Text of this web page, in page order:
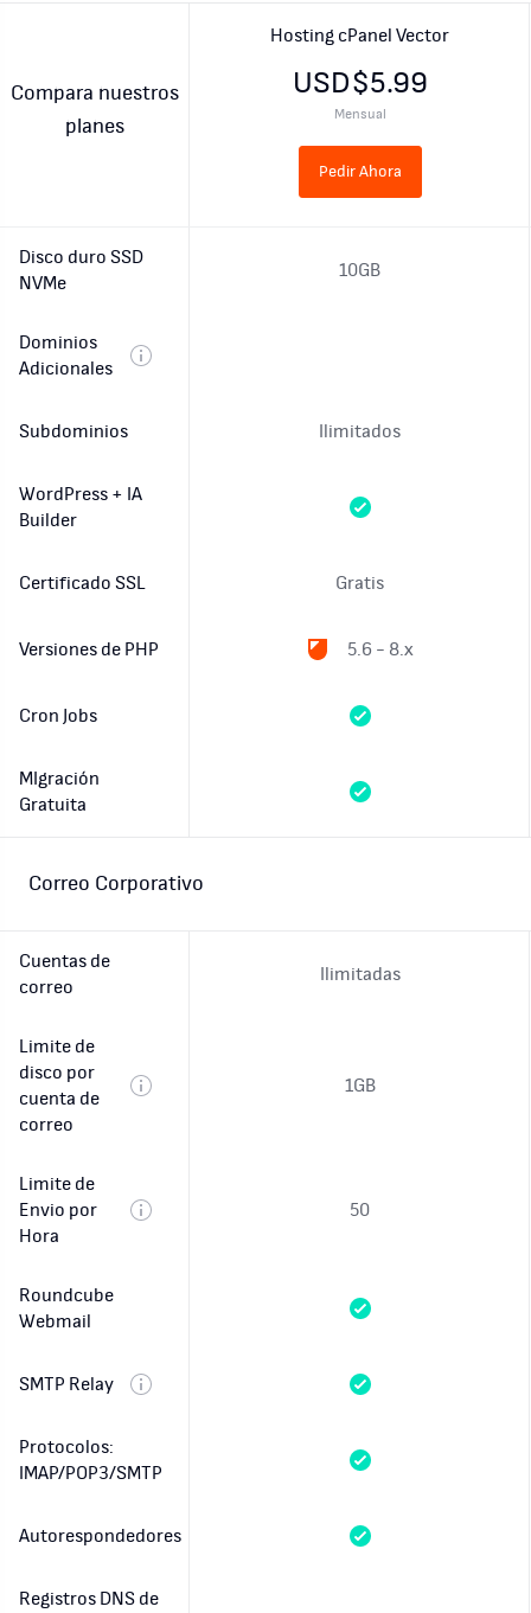
Compara nuestros
planes
Hosting cPanel Vector
USD$5.99
Mensual
Pedir Ahora
Disco duro SSD
NVMe
Dominios
Adicionales
Subdominios
WordPress + IA
Builder
Certificado SSL
Versiones de PHP
Cron Jobs
MIgración
Gratuita
10GB
Ilimitados
Gratis
5.6 - 8.x
Correo Corporativo
Cuentas de
correo
Limite de
disco por
cuenta de
correo
Limite de
Envio por
Hora
Roundcube
Webmail
SMTP Relay
Protocolos:
IMAP/POP3/SMTP
Autorespondedores
Registros DNS de
Ilimitadas
1GB
50